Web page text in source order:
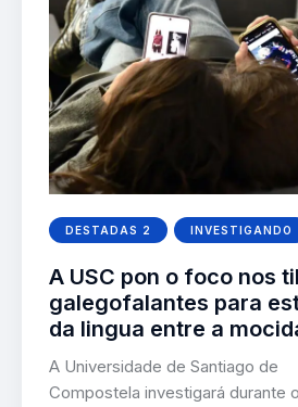
DESTADAS 2 INVESTIGANDO
A USC pon o foco nos
galegofalantes para
da lingua entre a
A Universidade de Santiago de
Compostela investigará durante